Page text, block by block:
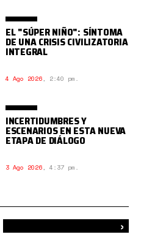
EL "SÚPER NIÑO": SÍNTOMA
DE UNA CRISIS CIVILIZATORIA
INTEGRAL
4 Ago 2026, 2:40 pm.
INCERTIDUMBRES Y
ESCENARIOS EN ESTA NUEVA
ETAPA DE DIÁLOGO
3 Ago 2026, 4:37 pm.
›